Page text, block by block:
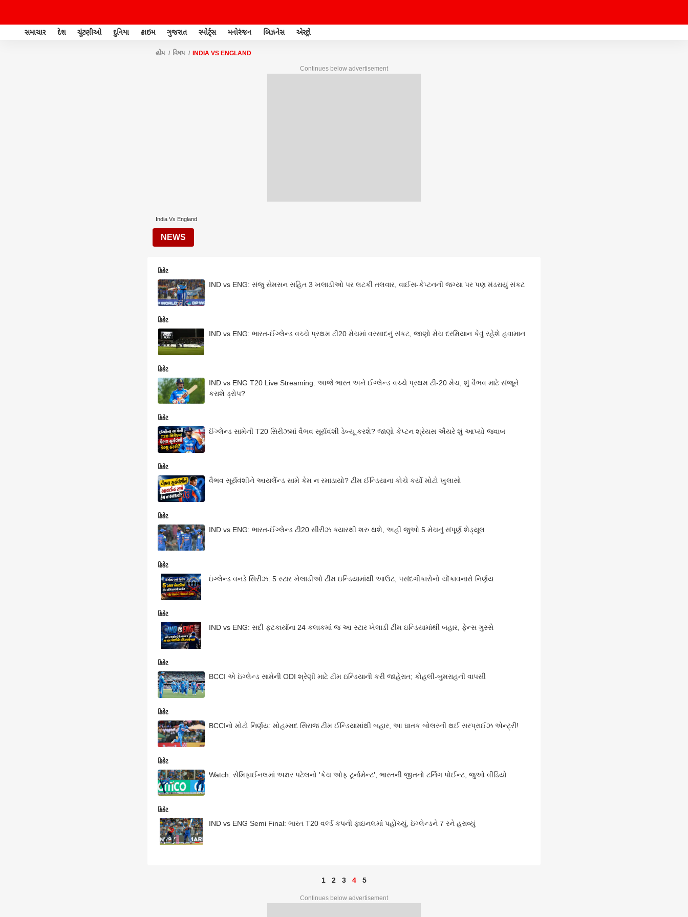
સમાચાર દેશ ચૂંટણીઓ દુનિયા ક્રાઇમ ગુજરાત સ્પોર્ટ્સ મનોરંજન બિઝનેસ એસ્ટ્રો
હોમ વિષય INDIA VS ENGLAND
Continues below advertisement
India Vs England
NEWS
ક્રિકેટ
IND vs ENG: સંજુ સેમસન સહિત 3 ખલાડીઓ પર લટકી તલવાર, વાઈસ-કેપ્ટનની જગ્યા પર પણ મંડરાયું સંકટ
ક્રિકેટ
IND vs ENG: ભારત-ઈંગ્લેન્ડ વચ્ચે પ્રથમ ટી20 મેચમાં વરસાદનું સંકટ, જાણો મેચ દરમિયાન કેવું રહેશે હવામાન
ક્રિકેટ
IND vs ENG T20 Live Streaming: આજે ભારત અને ઈગ્લેન્ડ વચ્ચે પ્રથમ ટી-20 મેચ, શું વૈભવ માટે સંજૂને
કરાશે ડ્રોપ?
ક્રિકેટ
ઈંગ્લેન્ડ સામેની T20 સિરીઝમાં વૈભવ સૂર્યવંશી ડેબ્યૂ કરશે? જાણો કેપ્ટન શ્રેયસ ઐયરે શું આપ્યો જવાબ
ક્રિકેટ
વૈભવ સૂર્યવંશીને આયર્લેન્ડ સામે કેમ ન રમાડાયો? ટીમ ઈન્ડિયાના કોચે કર્યો મોટો ખુલાસો
ક્રિકેટ
IND vs ENG: ભારત-ઈંગ્લેન્ડ ટી20 સીરીઝ ક્યારથી શરુ થશે, અહીં જુઓ 5 મેચનું સંપૂર્ણ શેડ્યૂલ
ક્રિકેટ
ઇંગ્લેન્ડ વનડે સિરીઝ: 5 સ્ટાર ખેલાડીઓ ટીમ ઇન્ડિયામાંથી આઉટ, પસંદગીકારોનો ચોંકાવનારો નિર્ણય
ક્રિકેટ
IND vs ENG: સદી ફટકાર્યાના 24 કલાકમાં જ આ સ્ટાર ખેલાડી ટીમ ઇન્ડિયામાંથી બહાર, ફેન્સ ગુસ્સે
ક્રિકેટ
BCCI એ ઇંગ્લેન્ડ સામેની ODI શ્રેણી માટે ટીમ ઇન્ડિયાની કરી જાહેરાત; કોહલી-બુમરાહની વાપસી
ક્રિકેટ
BCCIનો મોટો નિર્ણય: મોહમ્મદ સિરાજ ટીમ ઈન્ડિયામાંથી બહાર, આ ઘાતક બોલરની થઈ સરપ્રાઈઝ એન્ટ્રી!
ક્રિકેટ
Watch: સેમિફાઈનલમાં અક્ષર પટેલનો 'કેચ ઓફ ટૂર્નામેન્ટ', ભારતની જીતનો ટર્નિંગ પોઈન્ટ, જુઓ વીડિયો
ક્રિકેટ
IND vs ENG Semi Final: ભારત T20 વર્લ્ડ કપની ફાઇનલમાં પહોંચ્યું, ઇંગ્લેન્ડને 7 રને હરાવ્યું
1 2 3 4 5
Continues below advertisement